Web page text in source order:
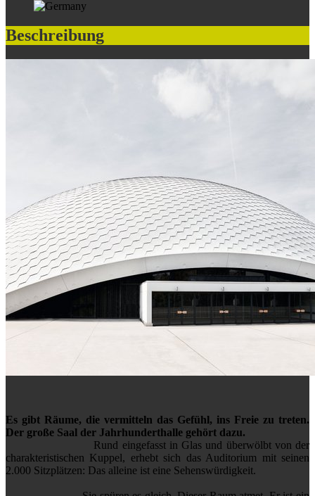
Beschreibung
Es gibt Räume, die vermitteln das Gefühl, ins Freie zu treten.
Der große Saal der Jahrhunderthalle gehört dazu.
Rund eingefasst in Glas und überwölbt von der
charakteristischen Kuppel, erhebt sich das Auditorium mit seinen
2.000 Sitzplätzen: Das alleine ist eine Sehenswürdigkeit.